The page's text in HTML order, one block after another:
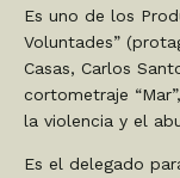
Es uno de los
Voluntades”
Casas, Carlos
cortometraje
la violencia y el
Es el delegado